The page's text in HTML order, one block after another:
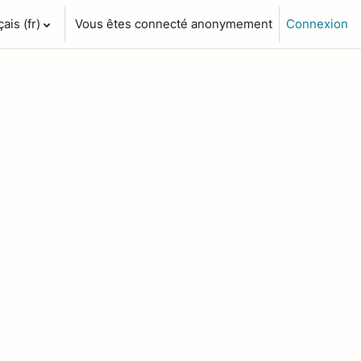
‎(fr)‎
Vous êtes connecté anonymement Connexion